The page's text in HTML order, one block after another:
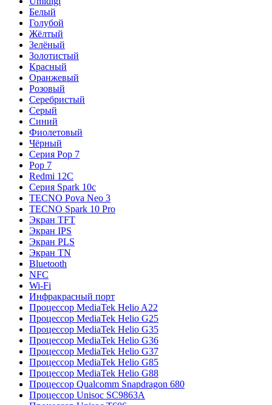
Белый
Голубой
Жёлтый
Зелёный
Золотистый
Красный
Оранжевый
Розовый
Серебристый
Серый
Синий
Фиолетовый
Чёрный
Серия Pop 7
Pop 7
Redmi 12C
Серия Spark 10c
TECNO Pova Neo 3
TECNO Spark 10 Pro
Экран TFT
Экран IPS
Экран PLS
Экран TN
Bluetooth
NFC
Wi-Fi
Инфракрасный порт
Процессор MediaTek Helio A22
Процессор MediaTek Helio G25
Процессор MediaTek Helio G35
Процессор MediaTek Helio G36
Процессор MediaTek Helio G37
Процессор MediaTek Helio G85
Процессор MediaTek Helio G88
Процессор Qualcomm Snapdragon 680
Процессор Unisoc SC9863A